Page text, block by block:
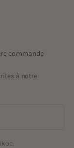
commande
à notre